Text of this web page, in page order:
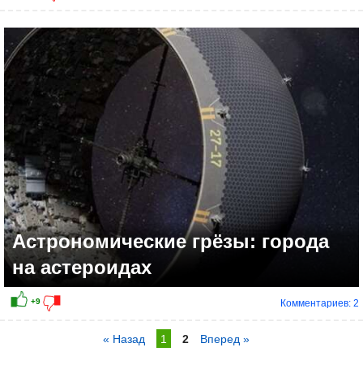
Астрономические грёзы: города
на астероидах
Комментариев: 2
« Назад 1 2 Вперед »